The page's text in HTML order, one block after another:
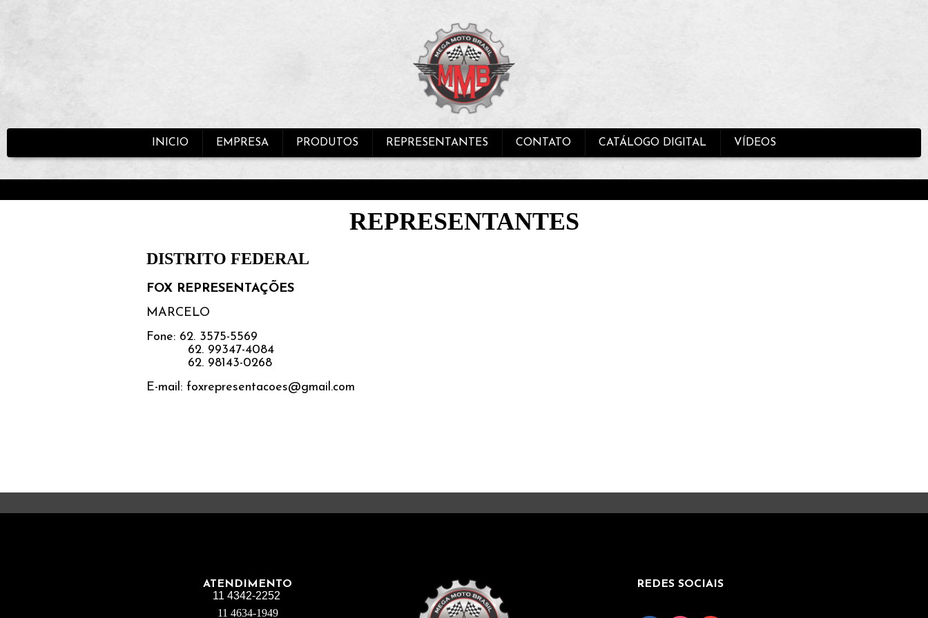
INICIO EMPRESA PRODUTOS REPRESENTANTES CONTATO CATÁLOGO DIGITAL VÍDEOS
REPRESENTANTES
DISTRITO FEDERAL
FOX REPRESENTAÇÕES
MARCELO
Fone: 62. 3575-5569
62. 99347-4084
62. 98143-0268
E-mail: foxrepresentacoes@gmail.com
ATENDIMENTO
11 4342-2252
11 4634-1949
REDES SOCIAIS